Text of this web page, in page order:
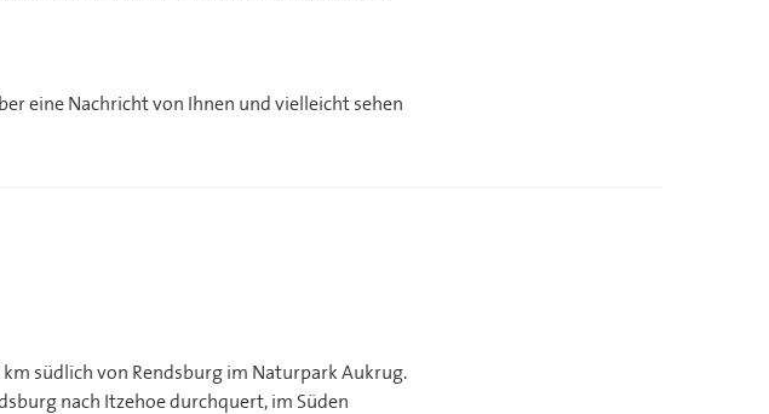
eine Nachricht von Ihnen und vielleicht sehen
südlich von Rendsburg im Naturpark Aukrug.
nach Itzehoe durchquert, im Süden